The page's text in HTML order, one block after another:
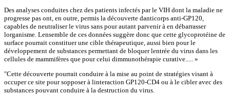
Des analyses conduites chez des patients infectés par le VIH dont la maladie ne
progresse pas ont, en outre, permis la découverte danticorps anti-GP120,
capables de neutraliser le virus sans pour autant parvenir à en débarrasser
lorganisme. Lensemble de ces données suggère donc que cette glycoprotéine de
surface pourrait constituer une cible thérapeutique, aussi bien pour le
développement de substances permettant de bloquer lentrée du virus dans les
cellules de mammifères que pour celui dimmunothérapie curative..... »
"Cette découverte pourrait conduire à la mise au point de stratégies visant à
occuper ce site pour sopposer à linteraction GP120-CD4 ou à le cibler avec des
substances pouvant conduire à la destruction du virus.